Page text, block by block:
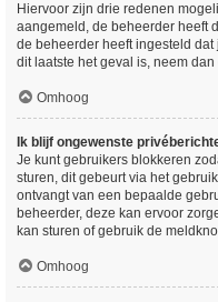
Hiervoor zijn drie redenen
aangemeld, de beheerder heeft
de beheerder heeft ingesteld
dit laatste het geval is, neem
Omhoog
Ik blijf ongewenste
Je kunt gebruikers blokkeren
sturen, dit gebeurt via het
ontvangt van een bepaalde
beheerder, deze kan ervoor
kan sturen of gebruik de
Omhoog